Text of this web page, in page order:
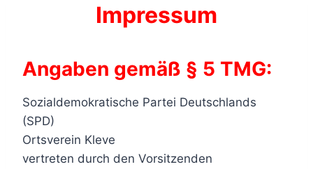
Impressum
Angaben gemäß § 5 TMG:
Sozialdemokratische Partei Deutschlands
(SPD)
Ortsverein Kleve
vertreten durch den Vorsitzenden